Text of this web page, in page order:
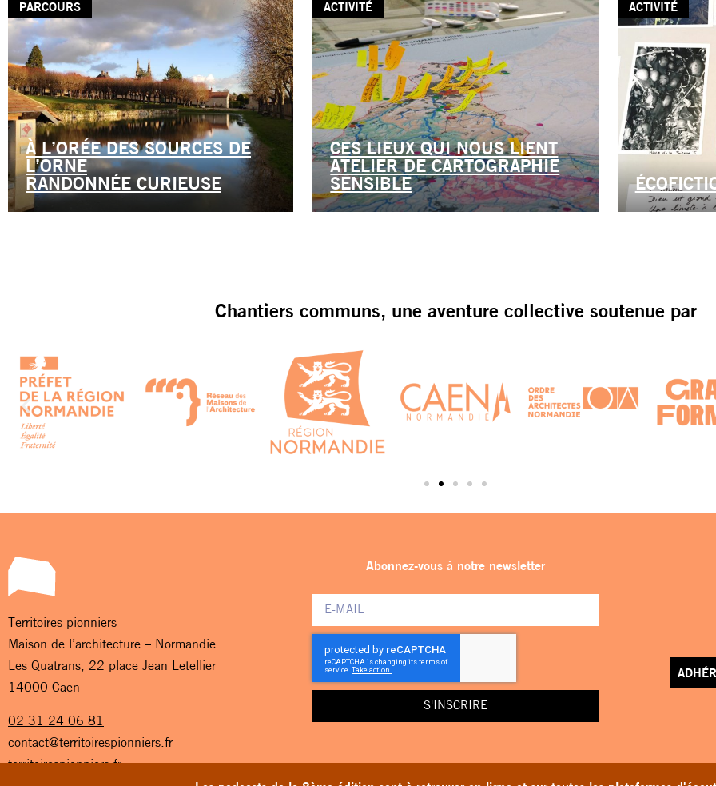
PARCOURS
À L’ORÉE DES SOURCES DE
L’ORNE
RANDONNÉE CURIEUSE
ACTIVITÉ
CES LIEUX QUI NOUS LIENT
ATELIER DE CARTOGRAPHIE
SENSIBLE
ACTIVITÉ
Chantiers communs, une aventure collective soutenue par
Territoires pionniers
Maison de l’architecture – Normandie
Les Quatrans, 22 place Jean Letellier
14000 Caen
02 31 24 06 81
contact@territoirespionniers.fr
territoirespionniers.fr
Abonnez-vous à notre newsletter
S'INSCRIRE